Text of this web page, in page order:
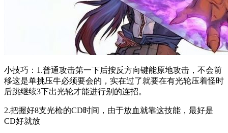
小技巧：1.普通攻击第一下后按反方向键能原地攻击，不会前
移这是单挑压牛必须要会的，实在过了就要在有光轮压着怪时
后跳继续3下出光轮才能进行别的连招。
2.把握好8支光枪的CD时间，由于放血就靠这技能，最好是
CD好就放